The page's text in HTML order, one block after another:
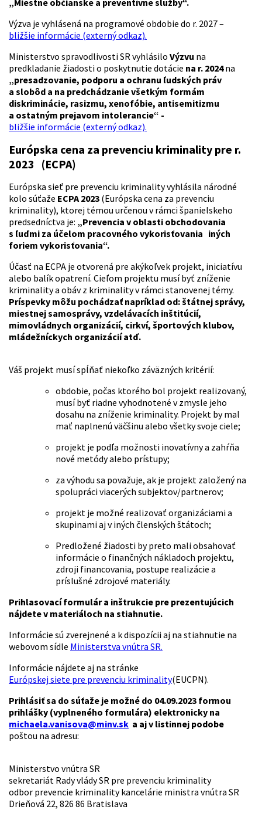
Výzva je vyhlásená na programové obdobie do r. 2027 –
bližšie informácie (externý odkaz).
Ministerstvo spravodlivosti SR vyhlásilo Výzvu na
predkladanie žiadosti o poskytnutie dotácie na r. 2024na
„presadzovanie, podporu a ochranu ľudských práv
a slobôd a na predchádzanie všetkým formám
diskriminácie, rasizmu, xenofóbie, antisemitizmu
a ostatným prejavom intolerancie“ -
bližšie informácie (externý odkaz).
Európska cena za prevenciu kriminality pre r.
2023 (ECPA)
Európska sieť pre prevenciu kriminality vyhlásila národné
kolo súťaže ECPA 2023 (Európska cena za prevenciu
kriminality), ktorej témou určenou v rámci španielskeho
predsedníctva je: „Prevencia v oblasti obchodovania
s ľuďmi za účelom pracovného vykorisťovania iných
foriem vykorisťovania“.
Účasť na ECPA je otvorená pre akýkoľvek projekt, iniciatívu
alebo balík opatrení. Cieľom projektu musí byť zníženie
kriminality a obáv z kriminality v rámci stanovenej témy.
Príspevky môžu pochádzať napríklad od: štátnej správy,
miestnej samosprávy, vzdelávacích inštitúcií,
mimovládnych organizácií, cirkví, športových klubov,
mládežníckych organizácií atď.
Váš projekt musí spĺňať niekoľko záväzných kritérií:
obdobie, počas ktorého bol projekt realizovaný,
musí byť riadne vyhodnotené v zmysle jeho
dosahu na zníženie kriminality. Projekt by mal
mať naplnenú väčšinu alebo všetky svoje ciele;
projekt je podľa možnosti inovatívny a zahŕňa
nové metódy alebo prístupy;
za výhodu sa považuje, ak je projekt založený na
spolupráci viacerých subjektov/partnerov;
projekt je možné realizovať organizáciami a
skupinami aj v iných členských štátoch;
Predložené žiadosti by preto mali obsahovať
informácie o finančných nákladoch projektu,
zdroji financovania, postupe realizácie a
príslušné zdrojové materiály.
Prihlasovací formulár a inštrukcie pre prezentujúcich
nájdete v materiáloch na stiahnutie.
Informácie sú zverejnené a k dispozícii aj na stiahnutie na
webovom sídle Ministerstva vnútra SR.
Informácie nájdete aj na stránke
Európskej siete pre prevenciu kriminality(EUCPN).
Prihlásiť sa do súťaže je možné do 04.09.2023 formou
prihlášky (vyplneného formulára) elektronicky na
michaela.vanisova@minv.sk a aj v listinnej podobe
poštou na adresu:
Ministerstvo vnútra SR
sekretariát Rady vlády SR pre prevenciu kriminality
odbor prevencie kriminality kancelárie ministra vnútra SR
Drieňová 22, 826 86 Bratislava